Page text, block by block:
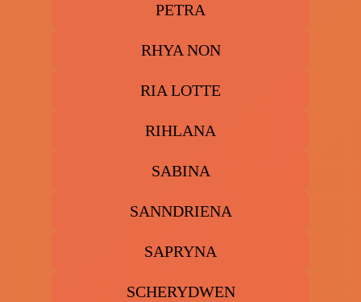
PETRA
RHYA NON
RIA LOTTE
RIHLANA
SABINA
SANNDRIENA
SAPRYNA
SCHERYDWEN